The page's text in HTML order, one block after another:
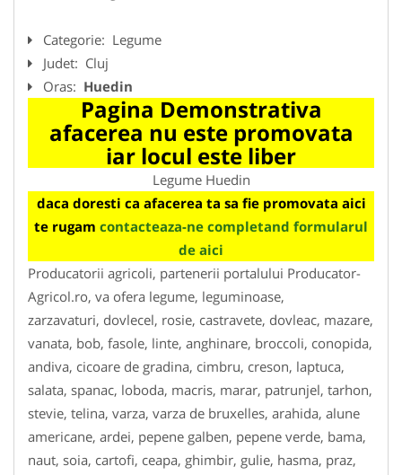
Categorie: Legume
Judet: Cluj
Oras: Huedin
Pagina Demonstrativa
afacerea nu este promovata
iar locul este liber
Legume Huedin
daca doresti ca afacerea ta sa fie promovata aici
te rugam contacteaza-ne completand formularul
de aici
Producatorii agricoli, partenerii portalului Producator-
Agricol.ro, va ofera legume, leguminoase,
zarzavaturi, dovlecel, rosie, castravete, dovleac, mazare,
vanata, bob, fasole, linte, anghinare, broccoli, conopida,
andiva, cicoare de gradina, cimbru, creson, laptuca,
salata, spanac, loboda, macris, marar, patrunjel, tarhon,
stevie, telina, varza, varza de bruxelles, arahida, alune
americane, ardei, pepene galben, pepene verde, bama,
naut, soia, cartofi, ceapa, ghimbir, gulie, hasma, praz,